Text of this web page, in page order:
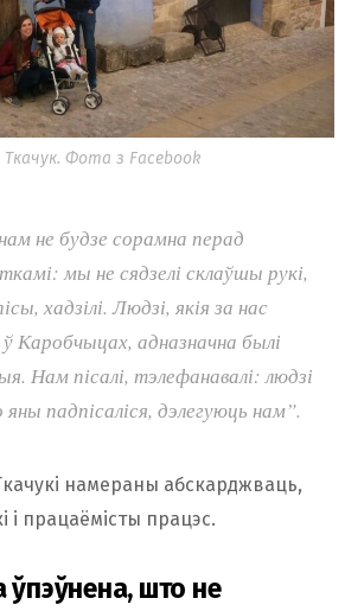
Ткачук. Фота з Facebook
не будзе сорамна перад
мы не сядзелі склаўшы рукі,
хадзілі. Людзі, якія за нас
ў Каробчыцах, адназначна былі
Нам пісалі, тэлефанавалі: людзі
падпісаліся, дэлегуюць нам”.
намераны абскарджваць,
і працаёмісты працэс.
што не